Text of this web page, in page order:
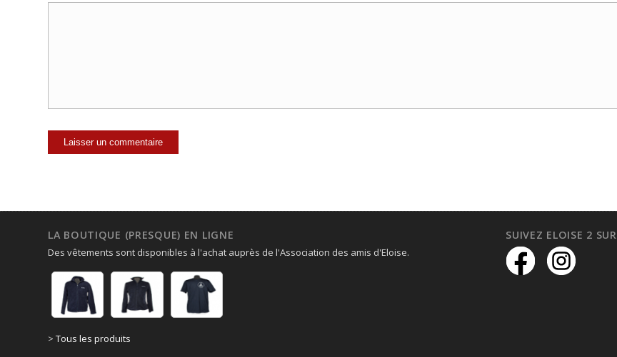
LA BOUTIQUE (PRESQUE) EN LIGNE
Des vêtements sont disponibles à l'achat auprès de l'Association des amis d'Eloise.
> Tous les produits
SUIVEZ ELOISE 2 SUR